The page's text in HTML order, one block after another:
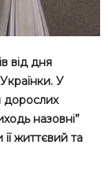
від дня
У
дорослих
назовні”
життєвий та